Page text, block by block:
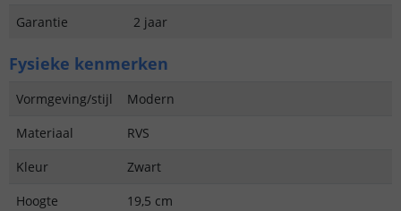
Garantie
2 jaar
Fysieke kenmerken
Vormgeving/stijl
Modern
Materiaal
RVS
Kleur
Zwart
Hoogte
19,5 cm